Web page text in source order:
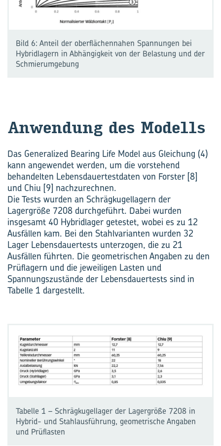
Bild 6: Anteil der oberflächennahen Spannungen bei
Hybridlagern in Abhängigkeit von der Belastung und der
Schmierumgebung
An­wen­dung des Mo­dells
Das Generalized Bearing Life Model aus Gleichung (4)
kann angewendet werden, um die vorstehend
behandelten Lebensdauertestdaten von Forster [8]
und Chiu [9] nachzurechnen.
Die Tests wurden an Schrägkugellagern der
Lagergröße 7208 durchgeführt. Dabei wurden
insgesamt 40 Hybridlager getestet, wobei es zu 12
Ausfällen kam. Bei den Stahlvarianten wurden 32
Lager Lebensdauertests unterzogen, die zu 21
Ausfällen führten. Die geometrischen Angaben zu den
Prüflagern und die jeweiligen Lasten und
Spannungszustände der Lebensdauertests sind in
Tabelle 1 dargestellt.
Tabelle 1 – Schrägkugellager der Lagergröße 7208 in
Hybrid- und Stahlausführung, geometrische Angaben
und Prüflasten